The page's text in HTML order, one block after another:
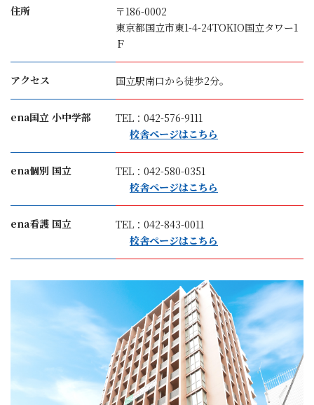
住所
〒186-0002
東京都国立市東1-4-24TOKIO国立タワー1
Ｆ
アクセス 国立駅南口から徒歩2分。
ena国立 小中学部
TEL：042-576-9111
校舎ページはこちら
ena個別 国立
TEL：042-580-0351
校舎ページはこちら
ena看護 国立
TEL：042-843-0011
校舎ページはこちら